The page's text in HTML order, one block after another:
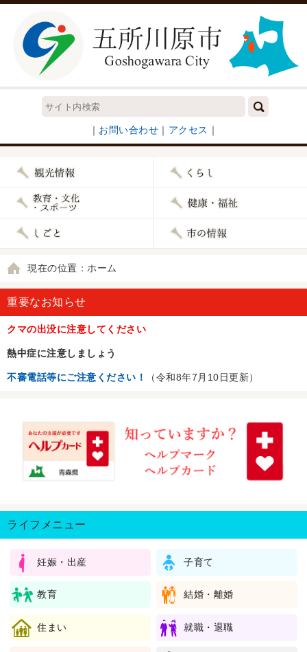
｜ お問い合わせ ｜ アクセス ｜
現在の位置：ホーム
重要なお知らせ
クマの出没に注意してください
熱中症に注意しましょう
不審電話等にご注意ください！ （令和8年7月10日更新）
ライフメニュー
妊娠・出産 子育て
教育 結婚・離婚
住まい 就職・退職